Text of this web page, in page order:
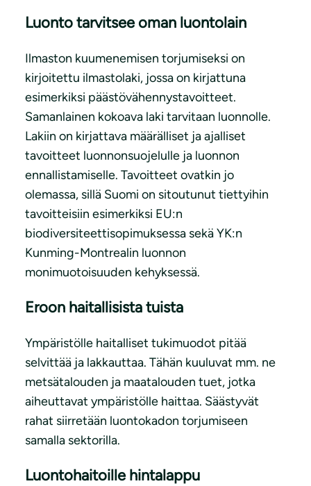
Luonto tarvitsee oman luontolain
Ilmaston kuumenemisen torjumiseksi on
kirjoitettu ilmastolaki, jossa on kirjattuna
esimerkiksi päästövähennystavoitteet.
Samanlainen kokoava laki tarvitaan luonnolle.
Lakiin on kirjattava määrälliset ja ajalliset
tavoitteet luonnonsuojelulle ja luonnon
ennallistamiselle. Tavoitteet ovatkin jo
olemassa, sillä Suomi on sitoutunut tiettyihin
tavoitteisiin esimerkiksi EU:n
biodiversiteettisopimuksessa sekä YK:n
Kunming-Montrealin luonnon
monimuotoisuuden kehyksessä.
Eroon haitallisista tuista
Ympäristölle haitalliset tukimuodot pitää
selvittää ja lakkauttaa. Tähän kuuluvat mm. ne
metsätalouden ja maatalouden tuet, jotka
aiheuttavat ympäristölle haittaa. Säästyvät
rahat siirretään luontokadon torjumiseen
samalla sektorilla.
Luontohaitoille hintalappu